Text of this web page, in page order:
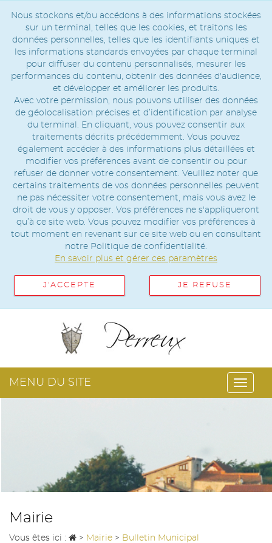
Nous stockons et/ou accédons à des informations stockées
sur un terminal, telles que les cookies, et traitons les
données personnelles, telles que les identifiants uniques et
les informations standards envoyées par chaque terminal
pour diffuser du contenu personnalisés, mesurer les
performances du contenu, obtenir des données d'audience,
et développer et améliorer les produits.
Avec votre permission, nous pouvons utiliser des données
de géolocalisation précises et d’identification par analyse
du terminal. En cliquant, vous pouvez consentir aux
traitements décrits précédemment. Vous pouvez
également accéder à des informations plus détaillées et
modifier vos préférences avant de consentir ou pour
refuser de donner votre consentement. Veuillez noter que
certains traitements de vos données personnelles peuvent
ne pas nécessiter votre consentement, mais vous avez le
droit de vous y opposer. Vos préférences ne s'appliqueront
qu’à ce site web. Vous pouvez modifier vos préférences à
tout moment en revenant sur ce site web ou en consultant
notre Politique de confidentialité.
En savoir plus et gérer ces paramètres
J'ACCEPTE JE REFUSE
MENU DU SITE
Mairie
Vous êtes ici : > Mairie > Bulletin Municipal